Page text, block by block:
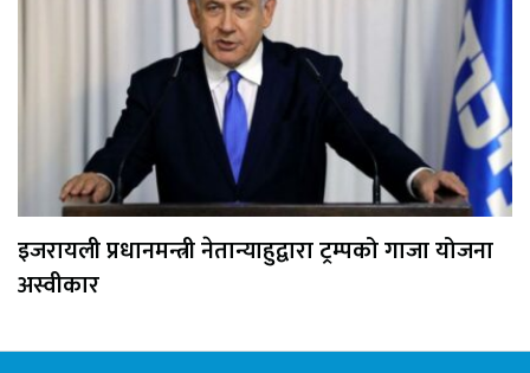
इजरायली प्रधानमन्त्री नेतान्याहुद्वारा ट्रम्पको गाजा योजना
अस्वीकार